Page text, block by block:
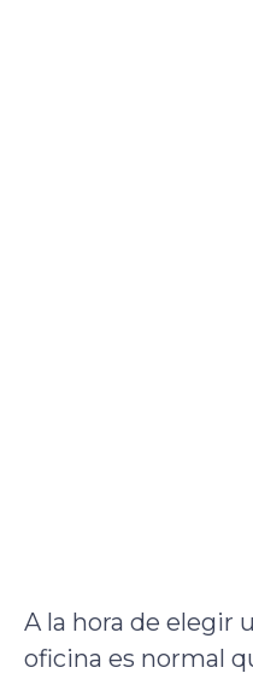
A la hora de elegir
oficina es normal